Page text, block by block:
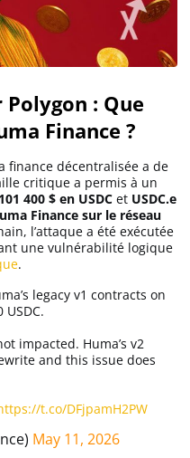
: Que
Finance ?
finance décentralisée a de
critique a permis à un
400 $ en USDC et USDC.e
Finance sur le réseau
l’attaque a été exécutée
une vulnérabilité logique
.
legacy v1 contracts on
impacted. Huma’s v2
and this issue does
t.co/DFjpamH2PW
May 11, 2026